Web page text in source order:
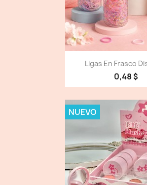
 Vista
Ligas En Frasco
0,48 $
NUEVO